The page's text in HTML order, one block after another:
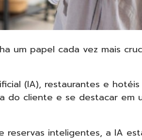
um papel cada vez mais
(IA), restaurantes e
do cliente e se destacar em
inteligentes, a IA